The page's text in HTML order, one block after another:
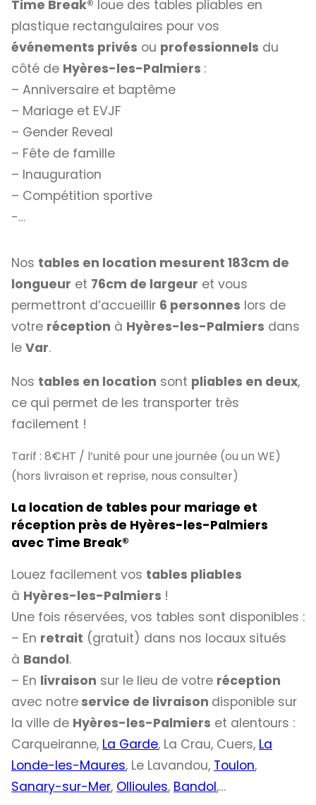
Time Break® loue des tables pliables en
plastique rectangulaires pour vos
événements privés ou professionnels du
côté de Hyères-les-Palmiers :
– Anniversaire et baptême
– Mariage et EVJF
– Gender Reveal
– Fête de famille
– Inauguration
– Compétition sportive
-…
Nos tables en location mesurent 183cm de
longueur et 76cm de largeur et vous
permettront d’accueillir 6 personnes lors de
votre réception à Hyères-les-Palmiers dans
le Var.
Nos tables en location sont pliables en deux,
ce qui permet de les transporter très
facilement !
Tarif : 8€HT / l’unité pour une journée (ou un WE)
(hors livraison et reprise, nous consulter)
La location de tables pour mariage et
réception près de Hyères-les-Palmiers
avec Time Break®
Louez facilement vos tables pliables
à Hyères-les-Palmiers !
Une fois réservées, vos tables sont disponibles :
– En retrait (gratuit) dans nos locaux situés
à Bandol.
– En livraison sur le lieu de votre réception
avec notre service de livraison disponible sur
la ville de Hyères-les-Palmiers et alentours :
Carqueiranne, La Garde, La Crau, Cuers, La
Londe-les-Maures, Le Lavandou, Toulon,
Sanary-sur-Mer, Ollioules, Bandol,…